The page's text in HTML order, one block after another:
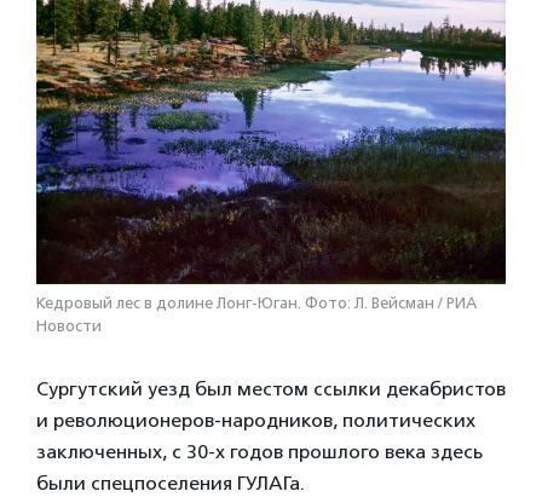
Кедровый лес в долине Лонг-Юган. Фото: Л. Вейсман / РИА
Новости
Сургутский уезд был местом ссылки декабристов
и революционеров-народников, политических
заключенных, с 30-х годов прошлого века здесь
были спецпоселения ГУЛАГа.